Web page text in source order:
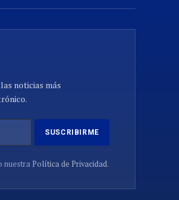
noticias más
nuestra Política de Privacidad.